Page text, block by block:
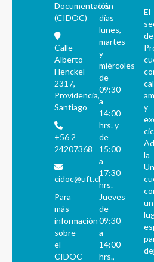
Documentación
(CIDOC)
Calle
Alberto
Henckel
2317,
Providencia,
Santiago
+56 2
24207368
cidoc@uft.cl
Para
más
información
sobre
el
CIDOC
los
días
lunes,
martes
y
miércoles
de
09:30
a
14:00
hrs. y
de
15:00
a
17:30
hrs.
Jueves
de
09:30
a
14:00
hrs.,
El
de
y
la
un